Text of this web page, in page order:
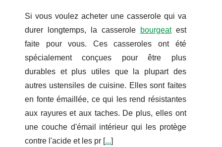
Si vous voulez acheter une casserole qui va
durer longtemps, la casserole
bourgeatest
faite pour vous. Ces casseroles ont été
spécialement conçues pour être plus
durables et plus utiles que la plupart des
autres ustensiles de cuisine. Elles sont faites
en fonte émaillée, ce qui les rend résistantes
aux rayures et aux taches. De plus, elles ont
une couche d'émail intérieur qui les protège
contre l'acide et les pr [...]